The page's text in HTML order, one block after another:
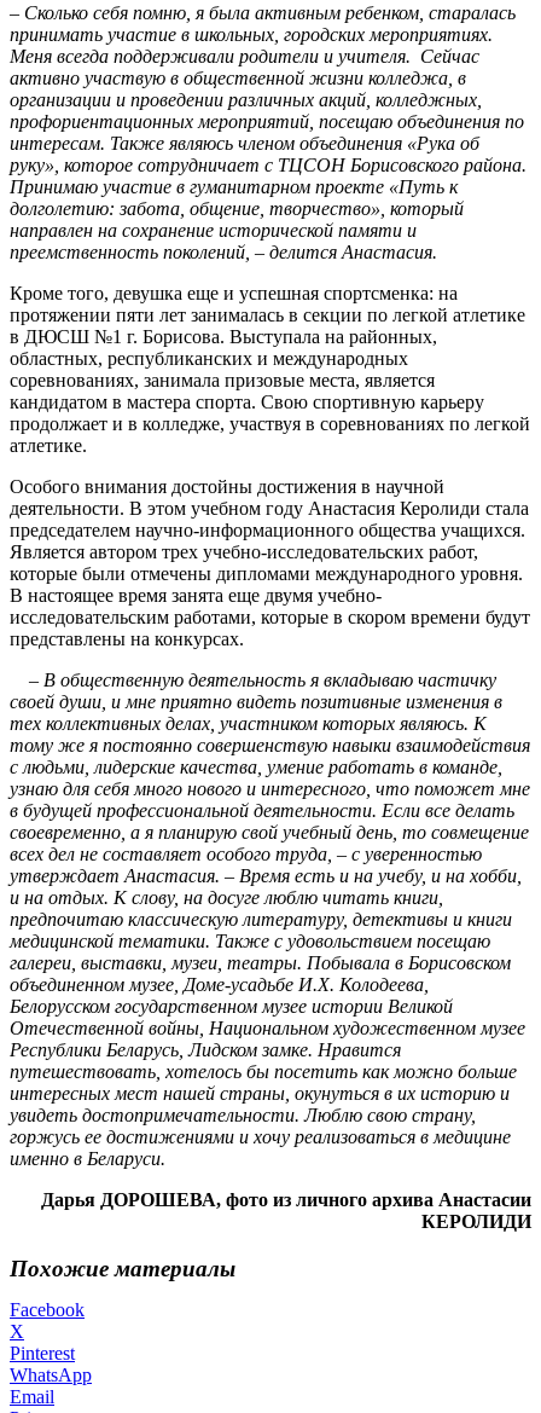
– Сколько себя помню, я была активным ребенком, старалась
принимать участие в школьных, городских мероприятиях.
Меня всегда поддерживали родители и учителя. Сейчас
активно участвую в общественной жизни колледжа, в
организации и проведении различных акций, колледжных,
профориентационных мероприятий, посещаю объединения по
интересам. Также являюсь членом объединения «Рука об
руку», которое сотрудничает с ТЦСОН Борисовского района.
Принимаю участие в гуманитарном проекте «Путь к
долголетию: забота, общение, творчество», который
направлен на сохранение исторической памяти и
преемственность поколений, – делится Анастасия.
Кроме того, девушка еще и успешная спортсменка: на
протяжении пяти лет занималась в секции по легкой атлетике
в ДЮСШ №1 г. Борисова. Выступала на районных,
областных, республиканских и международных
соревнованиях, занимала призовые места, является
кандидатом в мастера спорта. Свою спортивную карьеру
продолжает и в колледже, участвуя в соревнованиях по легкой
атлетике.
Особого внимания достойны достижения в научной
деятельности. В этом учебном году Анастасия Керолиди стала
председателем научно-информационного общества учащихся.
Является автором трех учебно-исследовательских работ,
которые были отмечены дипломами международного уровня.
В настоящее время занята еще двумя учебно-
исследовательским работами, которые в скором времени будут
представлены на конкурсах.
– В общественную деятельность я вкладываю частичку
своей души, и мне приятно видеть позитивные изменения в
тех коллективных делах, участником которых являюсь. К
тому же я постоянно совершенствую навыки взаимодействия
с людьми, лидерские качества, умение работать в команде,
узнаю для себя много нового и интересного, что поможет мне
в будущей профессиональной деятельности. Если все делать
своевременно, а я планирую свой учебный день, то совмещение
всех дел не составляет особого труда, – с уверенностью
утверждает Анастасия. – Время есть и на учебу, и на хобби,
и на отдых. К слову, на досуге люблю читать книги,
предпочитаю классическую литературу, детективы и книги
медицинской тематики. Также с удовольствием посещаю
галереи, выставки, музеи, театры. Побывала в Борисовском
объединенном музее, Доме-усадьбе И.Х. Колодеева,
Белорусском государственном музее истории Великой
Отечественной войны, Национальном художественном музее
Республики Беларусь, Лидском замке. Нравится
путешествовать, хотелось бы посетить как можно больше
интересных мест нашей страны, окунуться в их историю и
увидеть достопримечательности. Люблю свою страну,
горжусь ее достижениями и хочу реализоваться в медицине
именно в Беларуси.
Дарья ДОРОШЕВА, фото из личного архива Анастасии
КЕРОЛИДИ
Похожие материалы
Facebook
X
Pinterest
WhatsApp
Email